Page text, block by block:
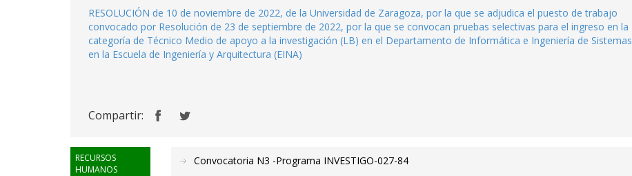
RESOLUCIÓN de 10 de noviembre de 2022, de la Universidad de Zaragoza, por la que se adjudica el puesto de trabajo
convocado por Resolución de 23 de septiembre de 2022, por la que se convocan pruebas selectivas para el ingreso en la
categoría de Técnico Medio de apoyo a la investigación (LB) en el Departamento de Informática e Ingeniería de Sistemas
en la Escuela de Ingeniería y Arquitectura (EINA)
Compartir:
RECURSOS
HUMANOS
Convocatoria N3 -Programa INVESTIGO-027-84